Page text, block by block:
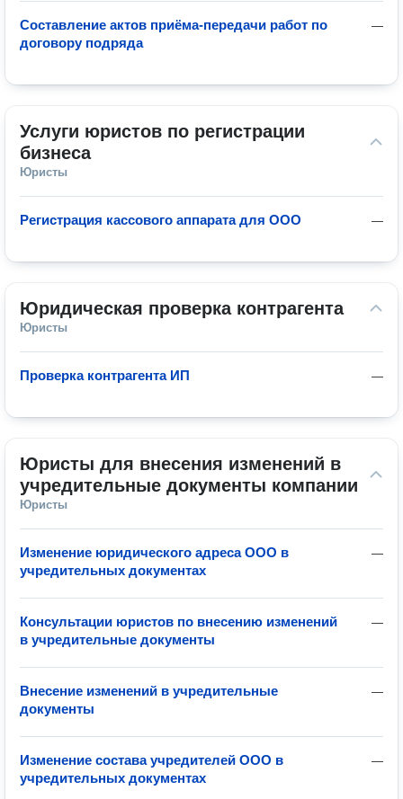
—
Составление актов приёма-передачи работ по
договору подряда
Услуги юристов по регистрации
бизнеса
Юристы
—
Регистрация кассового аппарата для ООО
Юридическая проверка контрагента
Юристы
—
Проверка контрагента ИП
Юристы для внесения изменений в
учредительные документы компании
Юристы
—
Изменение юридического адреса ООО в
учредительных документах
—
Консультации юристов по внесению изменений
в учредительные документы
—
Внесение изменений в учредительные
документы
—
Изменение состава учредителей ООО в
учредительных документах